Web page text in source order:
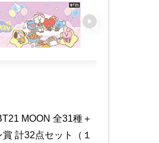
MOON 全31種＋
計32点セット（１